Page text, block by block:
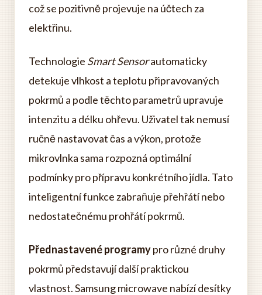
což se pozitivně projevuje na účtech za
elektřinu.
Technologie Smart Sensorautomaticky
detekuje vlhkost a teplotu připravovaných
pokrmů a podle těchto parametrů upravuje
intenzitu a délku ohřevu. Uživatel tak nemusí
ručně nastavovat čas a výkon, protože
mikrovlnka sama rozpozná optimální
podmínky pro přípravu konkrétního jídla. Tato
inteligentní funkce zabraňuje přehřátí nebo
nedostatečnému prohřátí pokrmů.
Přednastavené programypro různé druhy
pokrmů představují další praktickou
vlastnost. Samsung microwave nabízí desítky